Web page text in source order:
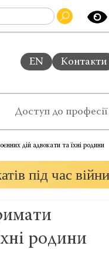
EN Контакти
Доступ до професії
дій адвокати та їхні родини
під час
родини